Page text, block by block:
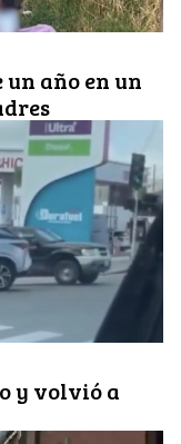
un año en un
y volvió a